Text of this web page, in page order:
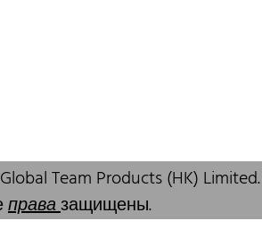
Team Products (HK) Limited.
правазащищены.